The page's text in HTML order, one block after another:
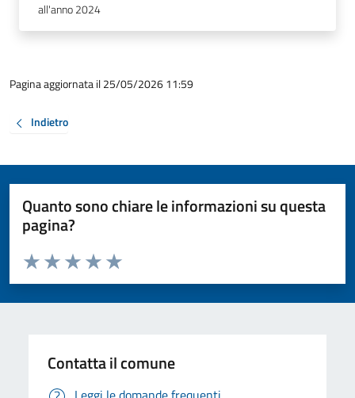
all'anno 2024
Pagina aggiornata il 25/05/2026 11:59
Indietro
Quanto sono chiare le informazioni su questa
pagina?
Valuta da 1 a 5 stelle la pagina
Valuta 5 stelle su 5
Valuta 4 stelle su 5
Valuta 3 stelle su 5
Valuta 2 stelle su 5
Valuta 1 stelle su 5
Contatta il comune